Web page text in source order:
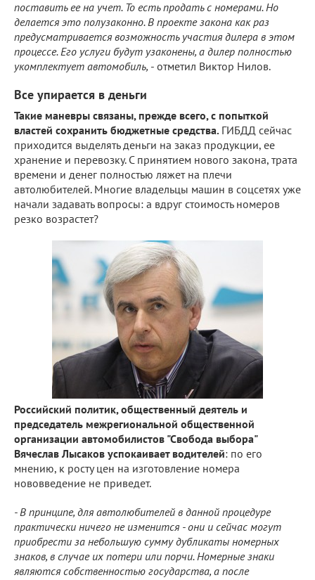
поставить ее на учет. То есть продать с номерами. Но
делается это полузаконно. В проекте закона как раз
предусматривается возможность участия дилера в этом
процессе. Его услуги будут узаконены, а дилер полностью
укомплектует автомобиль, - отметил Виктор Нилов.
Все упирается в деньги
Такие маневры связаны, прежде всего, с попыткой
властей сохранить бюджетные средства. ГИБДД сейчас
приходится выделять деньги на заказ продукции, ее
хранение и перевозку. С принятием нового закона, трата
времени и денег полностью ляжет на плечи
автолюбителей. Многие владельцы машин в соцсетях уже
начали задавать вопросы: а вдруг стоимость номеров
резко возрастет?
Российский политик, общественный деятель и
председатель межрегиональной общественной
организации автомобилистов "Свобода выбора"
Вячеслав Лысаков успокаивает водителей: по его
мнению, к росту цен на изготовление номера
нововведение не приведет.
- В принципе, для автолюбителей в данной процедуре
практически ничего не изменится - они и сейчас могут
приобрести за небольшую сумму дубликаты номерных
знаков, в случае их потери или порчи. Номерные знаки
являются собственностью государства, а после